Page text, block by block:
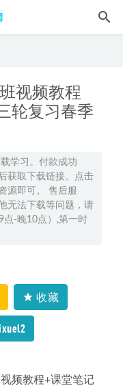
视频教程
轮复习春季
学习。付款成功
获取下载链接。点击
源即可。 售后服
无法下载等问题，请
点-晚10点）,第一时
收藏
频教程+课堂笔记
卷资源下载 2022-07-12
轮复习春季班
2025-
行师线上训练营》，
抖音快手素材歌曲百